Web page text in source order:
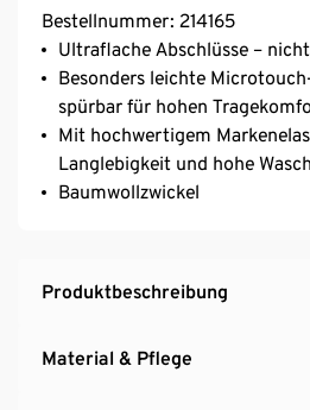
Bestellnummer: 214165
Ultraflache Abschlüsse –
Besonders leichte
spürbar für hohen
Mit hochwertigem
Langlebigkeit und hohe
Baumwollzwickel
Produktbeschreibung
Material & Pflege